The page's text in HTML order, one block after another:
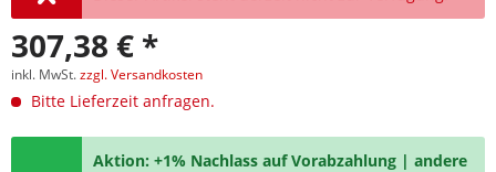
307,38 € *
inkl. MwSt.zzgl. Versandkosten
Bitte Lieferzeit anfragen.
Aktion: +1% Nachlass auf Vorabzahlung | andere